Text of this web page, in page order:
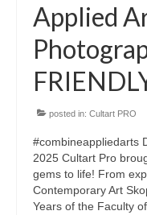
Applied
posted in: Cultart PRO
#combineappliedarts
2025 Cultart Pro
gems to life! From
Contemporary Art
Years of the Faculty